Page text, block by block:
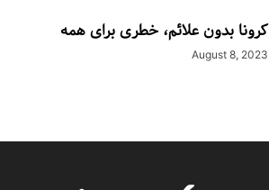
کرونا بدون علائم، خطری برای همه
August 8, 2023